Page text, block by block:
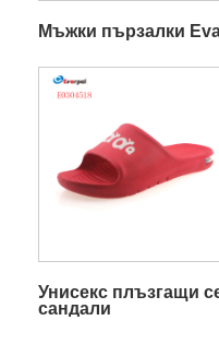
Мъжки пързалки
Унисекс плъзгащи
сандали